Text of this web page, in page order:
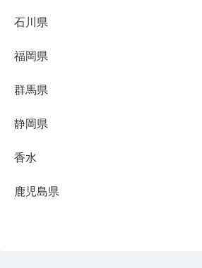
石川県
福岡県
群馬県
静岡県
香水
鹿児島県